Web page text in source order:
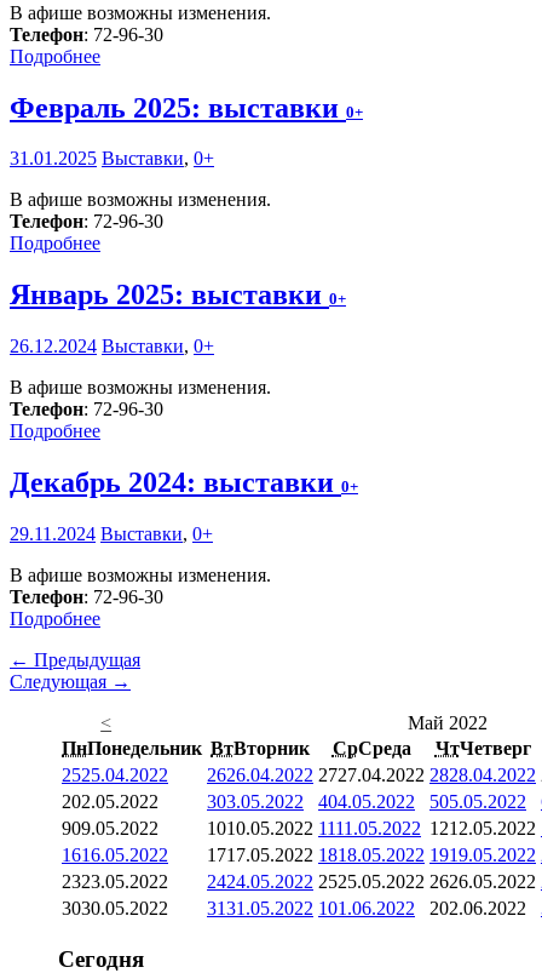
В афише возможны изменения.
Телефон: 72-96-30
Подробнее
Февраль 2025: выставки 0+
31.01.2025 Выставки, 0+
В афише возможны изменения.
Телефон: 72-96-30
Подробнее
Январь 2025: выставки 0+
26.12.2024 Выставки, 0+
В афише возможны изменения.
Телефон: 72-96-30
Подробнее
Декабрь 2024: выставки 0+
29.11.2024 Выставки, 0+
В афише возможны изменения.
Телефон: 72-96-30
Подробнее
← Предыдущая
Следующая →
<
Май 2022
ПнПонедельник ВтВторник СрСреда ЧтЧетверг
2525.04.2022 2626.04.2022 2727.04.2022 2828.04.2022
202.05.2022 303.05.2022 404.05.2022 505.05.2022
909.05.2022 1010.05.2022 1111.05.2022 1212.05.2022
1616.05.2022 1717.05.2022 1818.05.2022 1919.05.2022
2323.05.2022 2424.05.2022 2525.05.2022 2626.05.2022
3030.05.2022 3131.05.2022 101.06.2022 202.06.2022
Сегодня